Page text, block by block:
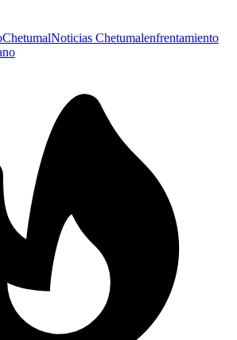
ChetumalNoticias Chetumalenfrentamiento